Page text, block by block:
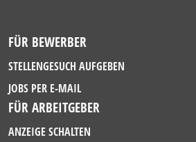
FÜR BEWERBER
STELLENGESUCH AUFGEBEN
JOBS PER E-MAIL
FÜR ARBEITGEBER
ANZEIGE SCHALTEN